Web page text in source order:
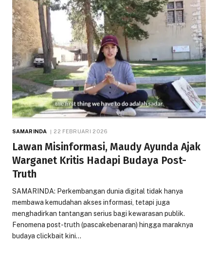
SAMARINDA 22 FEBRUARI 2026
Lawan Misinformasi, Maudy Ayunda Ajak
Warganet Kritis Hadapi Budaya Post-
Truth
SAMARINDA: Perkembangan dunia digital tidak hanya
membawa kemudahan akses informasi, tetapi juga
menghadirkan tantangan serius bagi kewarasan publik.
Fenomena post-truth (pascakebenaran) hingga maraknya
budaya clickbait kini…